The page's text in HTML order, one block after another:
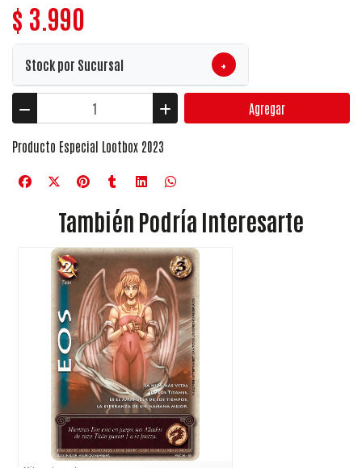
$ 3.990
Stock por Sucursal +
Agregar
Producto Especial Lootbox 2023
También Podría Interesarte